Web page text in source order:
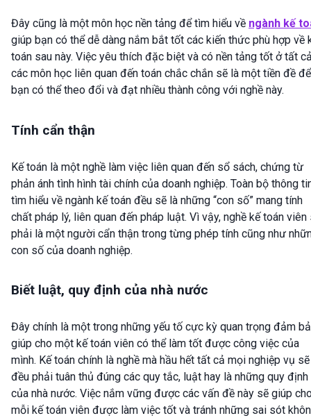
Đây cũng là một môn học nền tảng để tìm hiểu về ngành kế
giúp bạn có thể dễ dàng nắm bắt tốt các kiến thức phù hợp về
toán sau này. Việc yêu thích đặc biệt và có nền tảng tốt ở tất
các môn học liên quan đến toán chắc chắn sẽ là một tiền đề để
bạn có thể theo đổi và đạt nhiều thành công với nghề này.
Tính cẩn thận
Kế toán là một nghề làm việc liên quan đến sổ sách, chứng từ
phản ánh tình hình tài chính của doanh nghiệp. Toàn bộ thông
tìm hiểu về ngành kế toán đều sẽ là những “con số” mang tính
chất pháp lý, liên quan đến pháp luật. Vì vậy, nghề kế toán viên
phải là một người cẩn thận trong từng phép tính cũng như
con số của doanh nghiệp.
Biết luật, quy định của nhà nước
Đây chính là một trong những yếu tố cực kỳ quan trọng đảm
giúp cho một kế toán viên có thể làm tốt được công việc của
mình. Kế toán chính là nghề mà hầu hết tất cả mọi nghiệp vụ sẽ
đều phải tuân thủ đúng các quy tắc, luật hay là những quy định
của nhà nước. Việc nắm vững được các vấn đề này sẽ giúp
mỗi kế toán viên được làm việc tốt và tránh những sai sót